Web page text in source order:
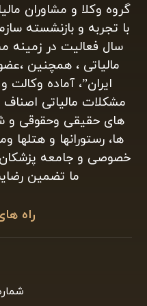
گروه وکلا و مشاوران
سال فعالیت در زمینه
مالیاتی ، همچنین
ایران”، آماده
مشکلات مالیاتی
های حقیقی وحقوقی و
ها، رستورانها و هتلها
خصوصی و جامعه
ما تضمین
راه